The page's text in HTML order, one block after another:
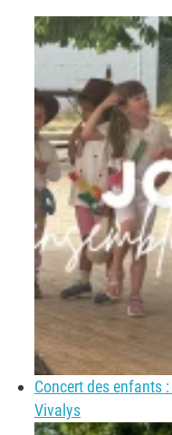
Concert des enfants
Vivalys